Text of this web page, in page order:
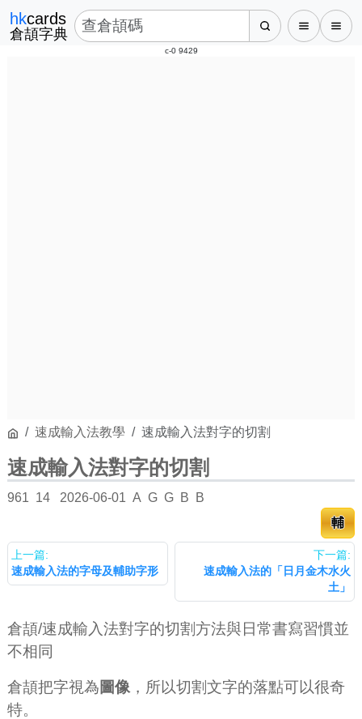
hkcards
倉頡字典
c-0 9429
速成輸入法教學 速成輸入法對字的切割
速成輸入法對字的切割
961 14 2026-06-01 A G G B
B
輔
上一篇:
速成輸入法的字母及輔助字形
下一篇:
速成輸入法的「日月金木水火
土」
倉頡/速成輸入法對字的切割方法與日常書寫習慣並
不相同
倉頡把字視為圖像，所以切割文字的落點可以很奇
特。